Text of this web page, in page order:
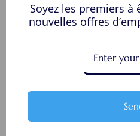
00228 91917788
la solution idéale pour tous ceux
Soyez les premiers
nouvelles offres